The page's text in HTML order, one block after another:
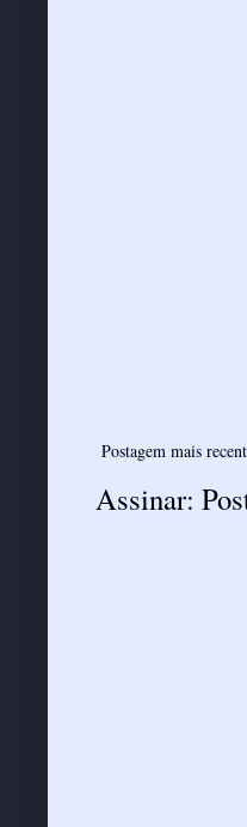
Postagem mais
Assinar: